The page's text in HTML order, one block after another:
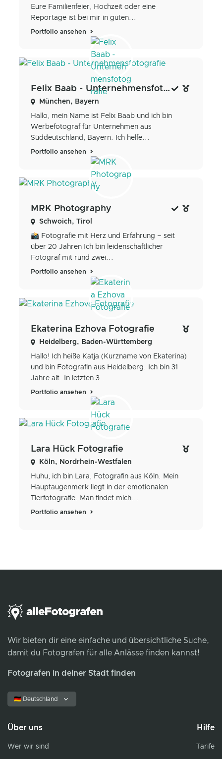
Eure Familienfeier, Hochzeit oder eine
Reportage ist bei mir in guten...
Portfolio ansehen
Felix Baab - Unternehmensfotografie
München, Bayern
Hallo, mein Name ist Felix Baab und ich bin
Werbefotograf für Unternehmen aus
Süddeutschland, Bayern. Ich helfe...
Portfolio ansehen
MRK Photography
Schwoich, Tirol
📸 Fotografie mit Herz und Erfahrung – seit
über 20 Jahren Ich bin leidenschaftlicher
Fotograf mit rund zwei...
Portfolio ansehen
Ekaterina Ezhova Fotografie
Heidelberg, Baden-Württemberg
Hallo! Ich heiße Katja (Kurzname von Ekaterina)
und bin Fotografin aus Heidelberg. Ich bin 31
Jahre alt. In letzten 3...
Portfolio ansehen
Lara Hück Fotografie
Köln, Nordrhein-Westfalen
Huhu, ich bin Lara, Fotografin aus Köln. Mein
Hauptaugenmerk liegt in der emotionalen
Tierfotografie. Man findet mich...
Portfolio ansehen
Wir bieten dir eine einfache und übersichtliche Suche,
damit du Fotografen für alle Anlässe finden kannst!
Fotografen in deiner Stadt finden
🇩🇪 Deutschland
Über uns
Wer wir sind
Hilfe
Tarife